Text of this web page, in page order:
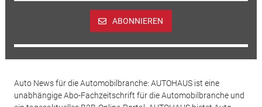
ABONNIEREN
Auto News für die Automobilbranche: AUTOHAUS ist eine
unabhängige Abo-Fachzeitschrift für die Automobilbranche und